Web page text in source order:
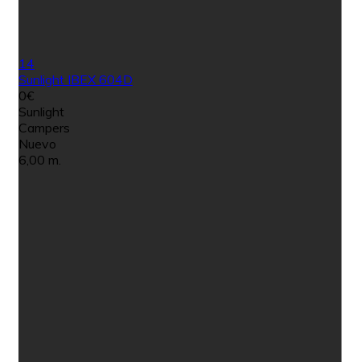
14
Sunlight IBEX 604D
0€
Sunlight
Campers
Nuevo
6,00 m.